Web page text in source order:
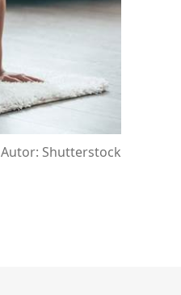
Autor: Shutterstock